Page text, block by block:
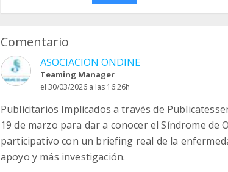
Comentario
ASOCIACION ONDINE
Teaming Manager
el 30/03/2026 a las 16:26h
Publicitarios Implicados a través de
19 de marzo para dar a conocer el Síndrome
participativo con un briefing real de la
apoyo y más investigación.